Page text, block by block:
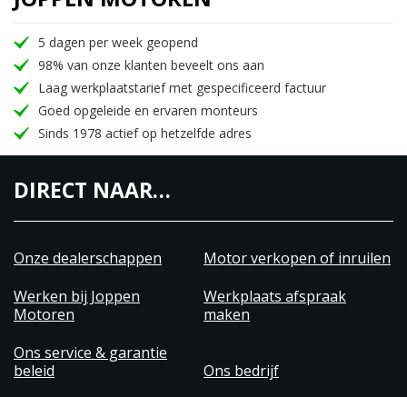
5 dagen per week geopend
98% van onze klanten beveelt ons aan
Laag werkplaatstarief met gespecificeerd factuur
Goed opgeleide en ervaren monteurs
Sinds 1978 actief op hetzelfde adres
DIRECT NAAR…
Onze dealerschappen
Motor verkopen of inruilen
Werken bij Joppen
Motoren
Werkplaats afspraak
maken
Ons service & garantie
beleid
Ons bedrijf